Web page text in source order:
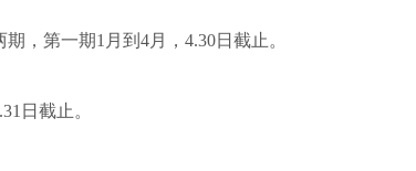
，第一期1月到4月，4.30日截止。
日截止。